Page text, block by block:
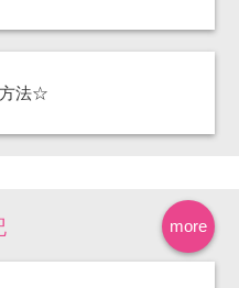
法☆
more